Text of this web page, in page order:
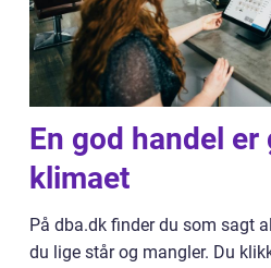
En god handel
klimaet
På dba.dk finder du som sagt
du lige står og mangler. Du